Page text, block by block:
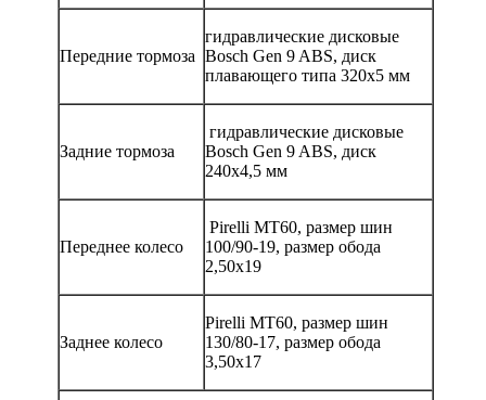
Передние тормоза
гидравлические дисковые
Bosch Gen 9 ABS, диск
плавающего типа 320x5 мм
Задние тормоза
гидравлические дисковые
Bosch Gen 9 ABS, диск
240x4,5 мм
Переднее колесо
Pirelli MT60, размер шин
100/90-19, размер обода
2,50x19
Заднее колесо
Pirelli MT60, размер шин
130/80-17, размер обода
3,50x17